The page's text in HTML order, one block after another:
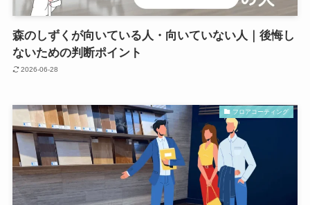
森のしずくが向いている人・向いていない人｜後悔し
ないための判断ポイント
2026-06-28
フロアコーティング